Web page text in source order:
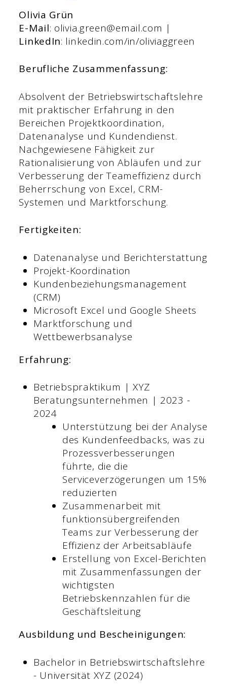
Olivia Grün
E-Mail: olivia.green@email.com |
LinkedIn: linkedin.com/in/oliviaggreen
Berufliche Zusammenfassung:
Absolvent der Betriebswirtschaftslehre
mit praktischer Erfahrung in den
Bereichen Projektkoordination,
Datenanalyse und Kundendienst.
Nachgewiesene Fähigkeit zur
Rationalisierung von Abläufen und zur
Verbesserung der Teameffizienz durch
Beherrschung von Excel, CRM-
Systemen und Marktforschung.
Fertigkeiten:
Datenanalyse und Berichterstattung
Projekt-Koordination
Kundenbeziehungsmanagement
(CRM)
Microsoft Excel und Google Sheets
Marktforschung und
Wettbewerbsanalyse
Erfahrung:
Betriebspraktikum | XYZ
Beratungsunternehmen | 2023 -
2024
Unterstützung bei der Analyse
des Kundenfeedbacks, was zu
Prozessverbesserungen
führte, die die
Serviceverzögerungen um 15%
reduzierten
Zusammenarbeit mit
funktionsübergreifenden
Teams zur Verbesserung der
Effizienz der Arbeitsabläufe
Erstellung von Excel-Berichten
mit Zusammenfassungen der
wichtigsten
Betriebskennzahlen für die
Geschäftsleitung
Ausbildung und Bescheinigungen:
Bachelor in Betriebswirtschaftslehre
- Universität XYZ (2024)